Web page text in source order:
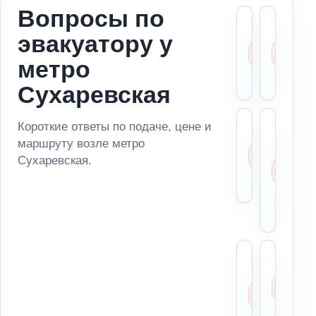
Вопросы по
эвакуатору у
метро
Сухаревская
Короткие ответы по подаче, цене и
маршруту возле метро
Сухаревская.